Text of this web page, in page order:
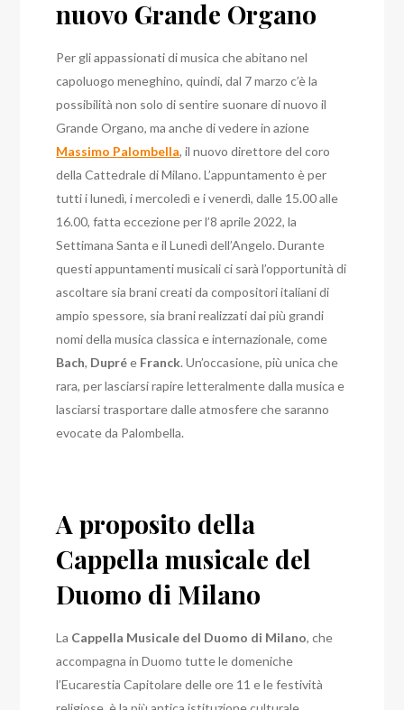
nuovo Grande Organo
Per gli appassionati di musica che abitano nel
capoluogo meneghino, quindi, dal 7 marzo c’è la
possibilità non solo di sentire suonare di nuovo il
Grande Organo, ma anche di vedere in azione
Massimo Palombella, il nuovo direttore del coro
della Cattedrale di Milano.L’appuntamento è per
tutti i lunedì, i mercoledì e i venerdì, dalle 15.00 alle
16.00, fatta eccezione per l’8 aprile 2022, la
Settimana Santa e il Lunedì dell’Angelo.Durante
questi appuntamenti musicali ci sarà l’opportunità di
ascoltare sia brani creati da compositori italiani di
ampio spessore, sia brani realizzati dai più grandi
nomi della musica classica e internazionale, come
Bach, Duprée Franck.Un’occasione, più unica che
rara, per lasciarsi rapire letteralmente dalla musica e
lasciarsi trasportare dalle atmosfere che saranno
evocate da Palombella.
A proposito della
Cappella musicale del
Duomo di Milano
La Cappella Musicale del Duomo di Milano, che
accompagna in Duomo tutte le domeniche
l’Eucarestia Capitolare delle ore 11 e le festività